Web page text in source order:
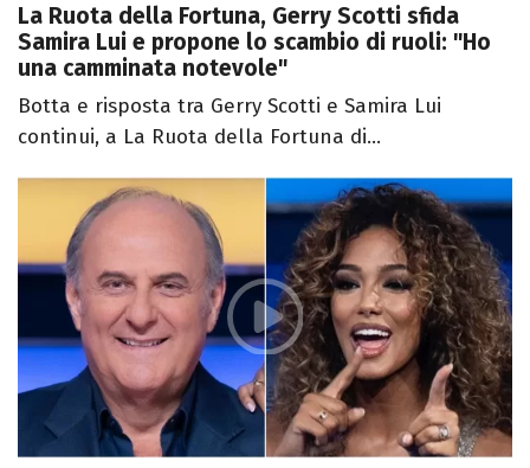
La Ruota della Fortuna, Gerry Scotti sfida
Samira Lui e propone lo scambio di ruoli: "Ho
una camminata notevole"
Botta e risposta tra Gerry Scotti e Samira Lui
continui, a La Ruota della Fortuna di...